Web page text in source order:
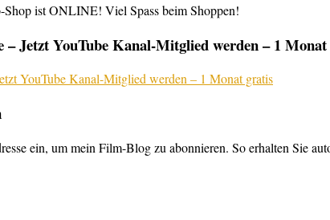
ist ONLINE! Viel Spass beim Shoppen!
– Jetzt YouTube Kanal-Mitglied werden – 1
ein, um mein Film-Blog zu abonnieren. So erhalten Sie